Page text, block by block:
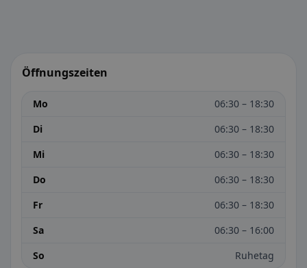
Öffnungszeiten
Mo
06:30 – 18:30
Di
06:30 – 18:30
Mi
06:30 – 18:30
Do
06:30 – 18:30
Fr
06:30 – 18:30
Sa
06:30 – 16:00
So
Ruhetag